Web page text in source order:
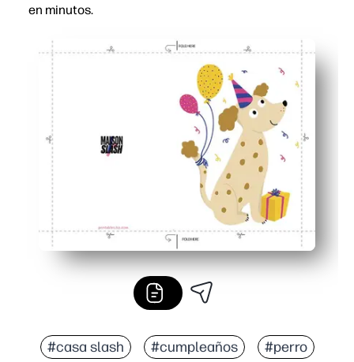
en minutos.
Configuración sencilla: descárguelo, imprímalo en
Diseño alegre: el juguetón cachorro llama la atención
Fácil de personalizar: añade una nota manuscrita,
Siempre a mano: perfecto para cumpleaños de última
#casa slash #cumpleaños #perro